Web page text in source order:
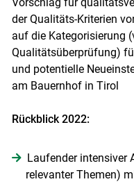
der Qualitäts-Kriterien
auf die Kategorisierung
Qualitätsüberprüfung)
und potentielle
am Bauernhof in Tirol
Rückblick 2022:
Laufender intensiver
relevanter Themen)